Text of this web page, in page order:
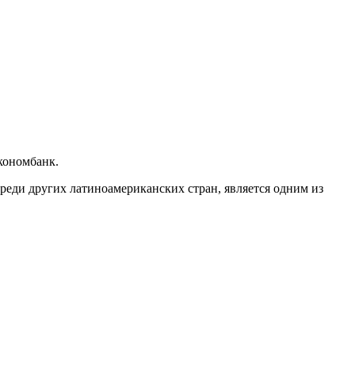
других латиноамериканских стран, является одним из